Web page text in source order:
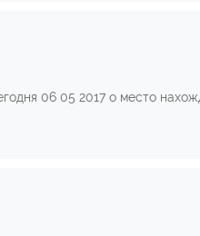
06 05 2017 о место